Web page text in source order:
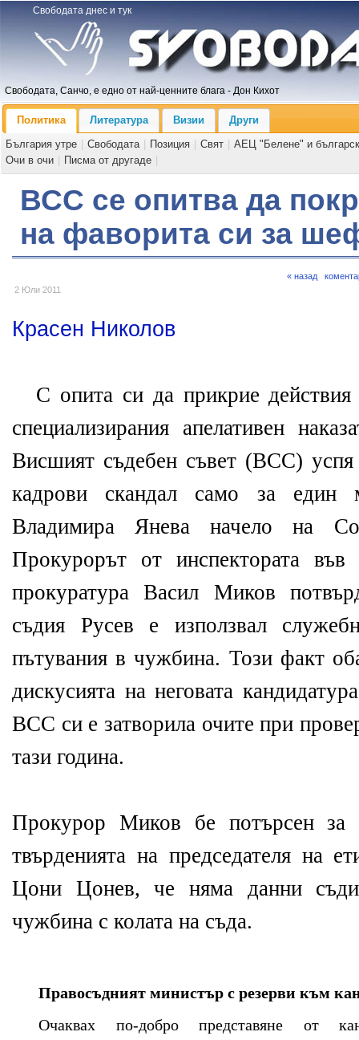
Свободата днес и тук
Свободата, Санчо, е едно от най-ценните блага - Дон Кихот
Политика Литература Визии
Други
България утре
Свободата Позиция Свят
АЕЦ "Белене" и
Очи в очи
Писма от другаде
ВСС се опитва да
на фаворита си за
2 Юли 2011
« назад
Красен Николов
С опита си да прикрие
специализирания апелативен
Висшият съдебен съвет (ВСС) успя
кадрови скандал само за един
Владимира Янева начело на
Прокурорът от инспектората във
прокуратура Васил Миков
съдия Русев е използвал
пътувания в чужбина. Този факт
дискусията на неговата
ВСС си е затворила очите при
тази година.
Прокурор Миков бе потърсен за
твърденията на председателя на
Цони Цонев, че няма данни
чужбина с колата на съда.
Правосъдният министър с резерви към
Очаквах по-добро представяне от